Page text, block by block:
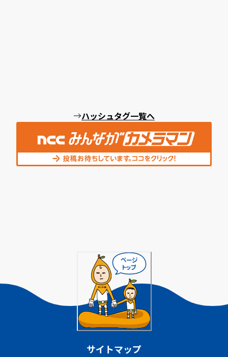
ハッシュタグ一覧へ
サイトマップ